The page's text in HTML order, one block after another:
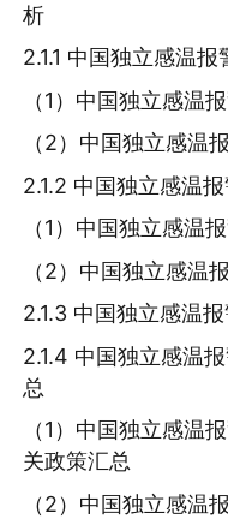
析
2.1.1 中国独立感温
（1）中国独立感温
（2）中国独立感温
2.1.2 中国独立感温
（1）中国独立感温
（2）中国独立感温
2.1.3 中国独立感温
2.1.4 中国独立感温
总
（1）中国独立感温
关政策汇总
（2）中国独立感温